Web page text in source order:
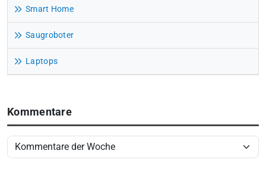
Smart Home
Saugroboter
Laptops
Kommentare